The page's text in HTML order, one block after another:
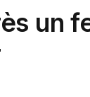
un